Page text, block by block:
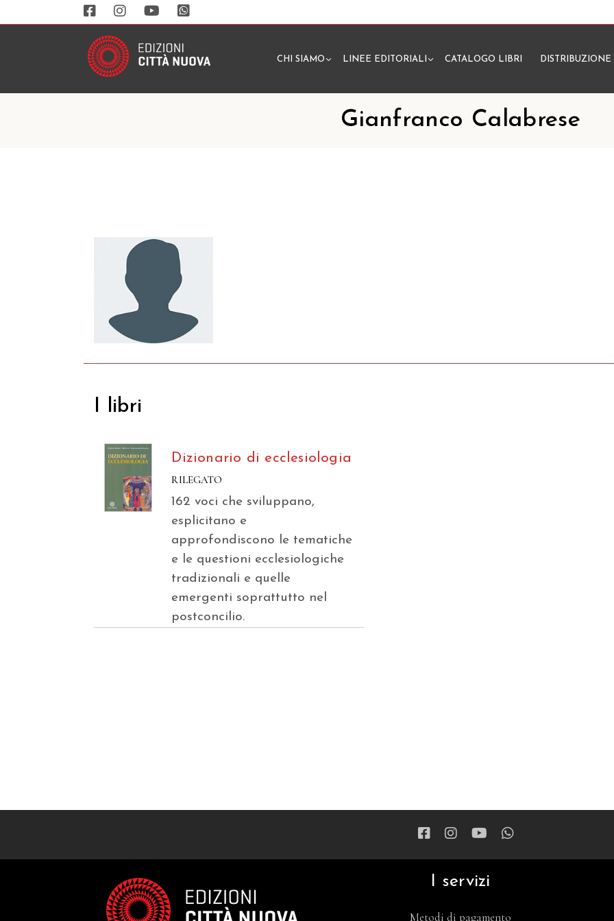
CHI SIAMO LINEE EDITORIALI CATALOGO LIBRI DISTRIBUZIONE
Gianfranco Calabrese
I libri
Dizionario di ecclesiologia
RILEGATO
162 voci che sviluppano,
esplicitano e
approfondiscono le tematiche
e le questioni ecclesiologiche
tradizionali e quelle
emergenti soprattutto nel
postconcilio.
I servizi
Metodi di pagamento